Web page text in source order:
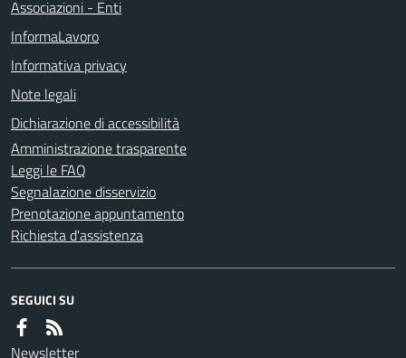
Associazioni - Enti
InformaLavoro
Informativa privacy
Note legali
Dichiarazione di accessibilità
Amministrazione trasparente
Leggi le FAQ
Segnalazione disservizio
Prenotazione appuntamento
Richiesta d'assistenza
SEGUICI SU
Newsletter